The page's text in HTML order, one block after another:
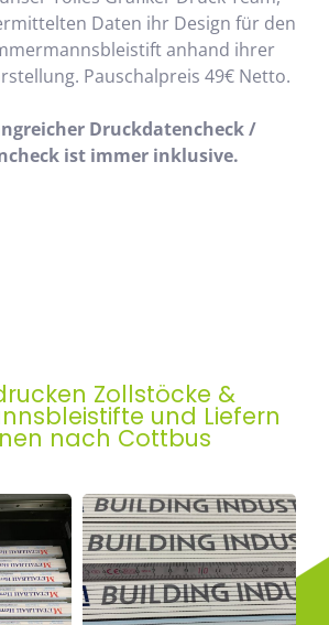
Daten ihr Design für den
anhand ihrer
Pauschalpreis 49€ Netto.
Druckdatencheck /
ist immer inklusive.
Zollstöcke &
und Liefern
nach Cottbus